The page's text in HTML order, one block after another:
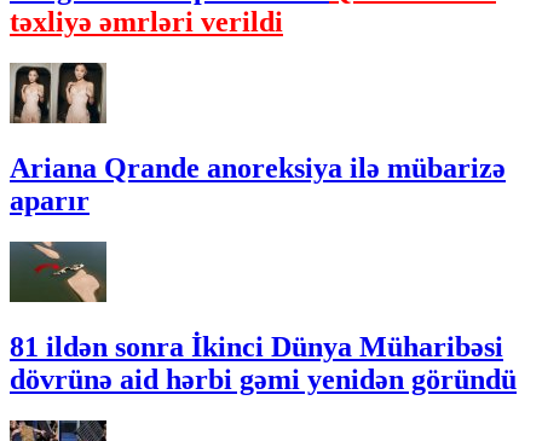
təxliyə əmrləri verildi
Ariana Qrande anoreksiya ilə mübarizə
aparır
81 ildən sonra İkinci Dünya Müharibəsi
dövrünə aid hərbi gəmi yenidən göründü